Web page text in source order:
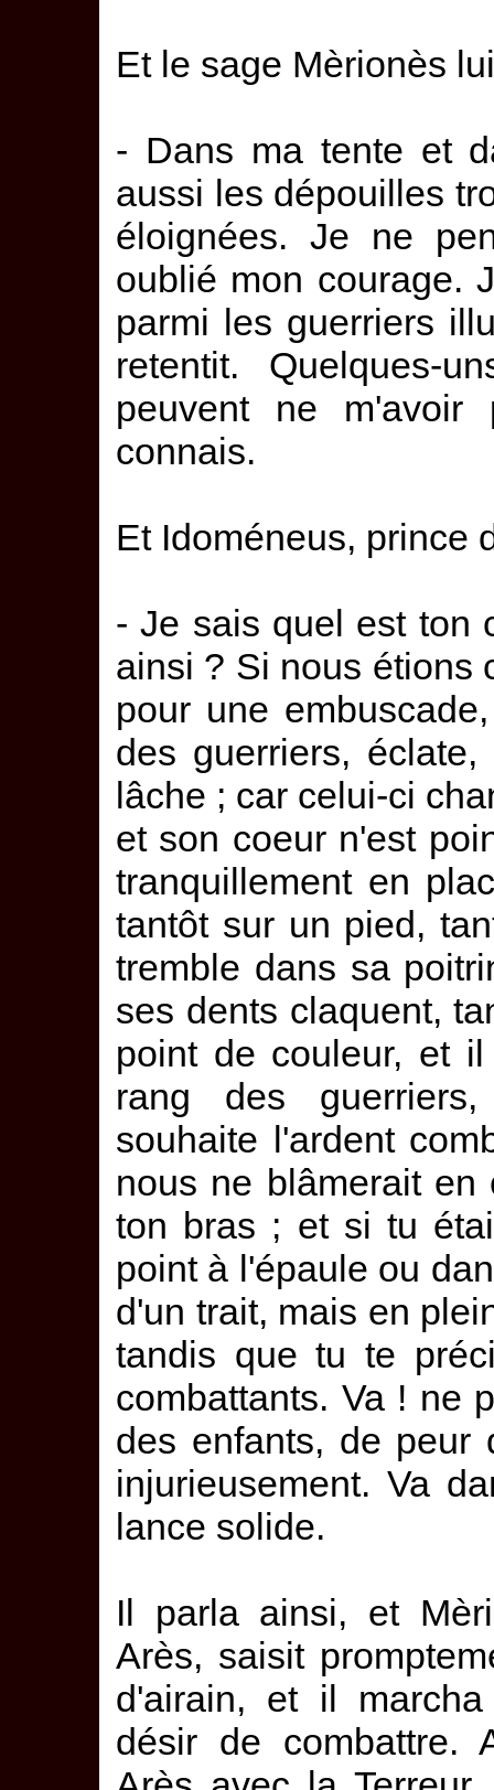
Et le sage Mèrionès
- Dans ma tente et
aussi les dépouilles
éloignées. Je ne
oublié mon courage.
parmi les guerriers
retentit. Quelques-
peuvent ne
connais.
Et Idoméneus, prince
- Je sais quel est ton
ainsi ? Si nous étions
pour une
des guerriers,
lâche ; car celui-ci
et son coeur n'est
tranquillement en
tantôt sur un pied,
tremble dans sa
ses dents claquent,
point de couleur, et
rang des
souhaite l'ardent
nous ne blâmerait
ton bras ; et si tu
point à l'épaule ou
d'un trait, mais en
tandis que tu te
combattants. Va ! ne
des enfants, de peur
injurieusement. Va
lance solide.
Il parla ainsi, et
Arès, saisit
d'airain, et il
désir de combattre.